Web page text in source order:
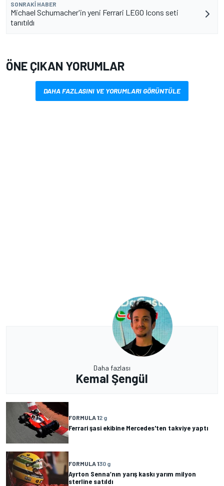
SONRAKI HABER
Michael Schumacher'in yeni Ferrari LEGO Icons seti
tanıtıldı
ÖNE ÇIKAN YORUMLAR
DAHA FAZLASINI VE YORUMLARI GÖRÜNTÜLE
Daha fazlası
Kemal Şengül
FORMULA 12 g
Ferrari şasi ekibine Mercedes'ten takviye yaptı
FORMULA 130 g
Ayrton Senna’nın yarış kaskı yarım milyon
sterline satıldı